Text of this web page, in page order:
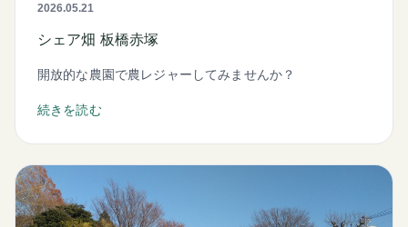
2026.05.21
シェア畑 板橋赤塚
開放的な農園で農レジャーしてみませんか？
続きを読む